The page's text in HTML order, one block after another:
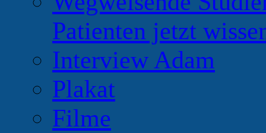
Patienten jetzt
Interview Adam
Plakat
Filme